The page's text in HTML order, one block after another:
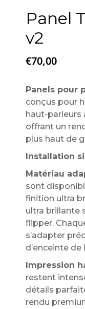
Panel
v2
€70,00
Panels pour
conçus pour
haut-parleurs
offrant un
plus haut de
Installation
Matériau
sont
finition ultra
ultra brillante
flipper.
s’adapter
d’enceinte de
Impression
restent
détails
rendu